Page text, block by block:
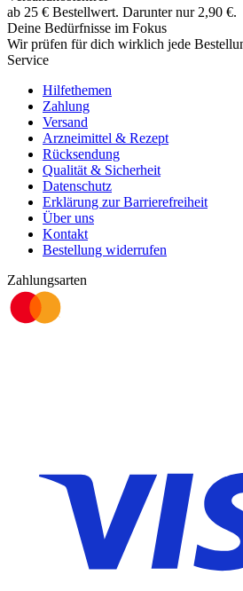
ab 25 € Bestellwert. Darunter nur 2,90 €.
Deine Bedürfnisse im Fokus
Wir prüfen für dich wirklich jede
Service
Hilfethemen
Zahlung
Versand
Arzneimittel & Rezept
Rücksendung
Qualität & Sicherheit
Datenschutz
Erklärung zur Barrierefreiheit
Über uns
Kontakt
Bestellung widerrufen
Zahlungsarten